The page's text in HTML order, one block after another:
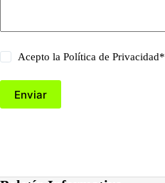
Acepto laPolítica de Privacidad*
Enviar